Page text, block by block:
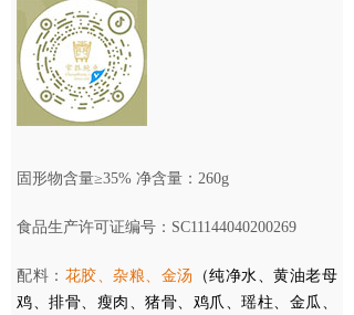
固形物含量≥35% 净含量： 260g
食品生产许可证编号：SC11144040200269
配料： 花胶、杂粮、金汤
（纯净水、黄油老母
鸡、排骨、瘦肉、猪骨、鸡爪、瑶柱、金瓜、